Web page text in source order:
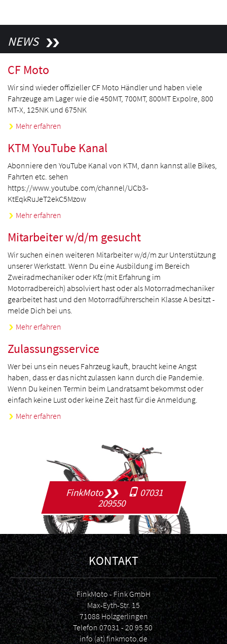
NEWS
CF Moto
Wir sind wieder offizieller CF Moto Händler und haben viele
Fahrzeuge am Lager wie die 450MT, 700MT, 800MT Expolre, 800
MT-X, 125NK und 675NK
Mehr erfahren
KTM YouTube Kanal
Abonniere den YouTube Kanal von KTM, dann kannst alle Bikes,
Fahrten etc. sehen
https://www.youtube.com/channel/UCb3-
KtEqkRuJeT2ekC5Mzow
Mehr erfahren
Mitarbeiter w/d/m gesucht
Wir suchen einen weiteren Mitarbeiter w/d/m zur Unterstützung
unserer Werkstatt. Wenn Du eine Ausbildung im Bereich
Zweiradmechaniker oder Kfz (mit Erfahrung im
Motorradbereich) absolviert hast oder als Motorradmechaniker
gearbeitet hast und den Motorradführerschein Klasse A besitzt -
melde Dich bei uns.
Mehr erfahren
Zulassungsservice
Wer bei uns ein neues Fahrzeug kauft, braucht keine Angst
haben, dass er das nicht zulassen kann durch die Pandemie.
Wenn Du keinen Termin beim Landratsamt bekommst oder
einfach keine Lust oder keine Zeit hast für die Anmeldung.
Mehr erfahren
FinkMoto
07031
209550
KONTAKT
FinkMoto - Fink GmbH
Max-Eyth-Str. 15
71088 Holzgerlingen
Telefon07031 - 20 95 50
info (at) finkmoto.de